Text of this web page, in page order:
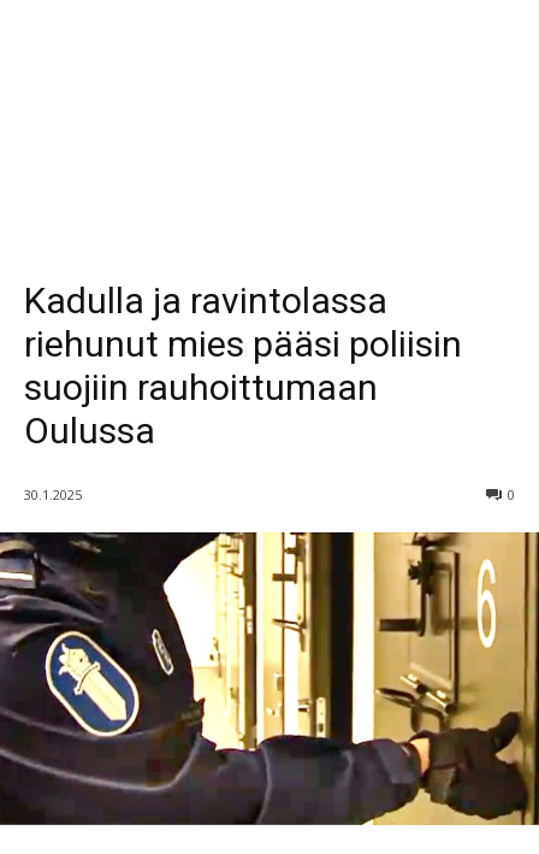
Kadulla ja ravintolassa
riehunut mies pääsi poliisin
suojiin rauhoittumaan
Oulussa
30.1.2025 0